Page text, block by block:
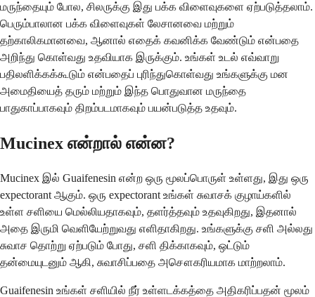
மருந்தையும் போல, சிலருக்கு இது பக்க விளைவுகளை ஏற்படுத்தலாம்.
பெரும்பாலான பக்க விளைவுகள் லேசானவை மற்றும்
தற்காலிகமானவை, ஆனால் எதைக் கவனிக்க வேண்டும் என்பதை
அறிந்து கொள்வது உதவியாக இருக்கும். உங்கள் உடல் எவ்வாறு
பதிலளிக்கக்கூடும் என்பதைப் புரிந்துகொள்வது உங்களுக்கு மன
அமைதியைத் தரும் மற்றும் இந்த பொதுவான மருந்தை
பாதுகாப்பாகவும் திறம்படமாகவும் பயன்படுத்த உதவும்.
Mucinex என்றால் என்ன?
Mucinex இல் Guaifenesin என்ற ஒரு மூலப்பொருள் உள்ளது, இது ஒரு
expectorant ஆகும். ஒரு expectorant உங்கள் சுவாசக் குழாய்களில்
உள்ள சளியை மெல்லியதாகவும், தளர்த்தவும் உதவுகிறது, இதனால்
அதை இருமி வெளியேற்றுவது எளிதாகிறது. உங்களுக்கு சளி அல்லது
சுவாச தொற்று ஏற்படும் போது, சளி திக்காகவும், ஒட்டும்
தன்மையுடனும் ஆகி, சுவாசிப்பதை அசௌகரியமாக மாற்றலாம்.
Guaifenesin உங்கள் சளியில் நீர் உள்ளடக்கத்தை அதிகரிப்பதன் மூலம்